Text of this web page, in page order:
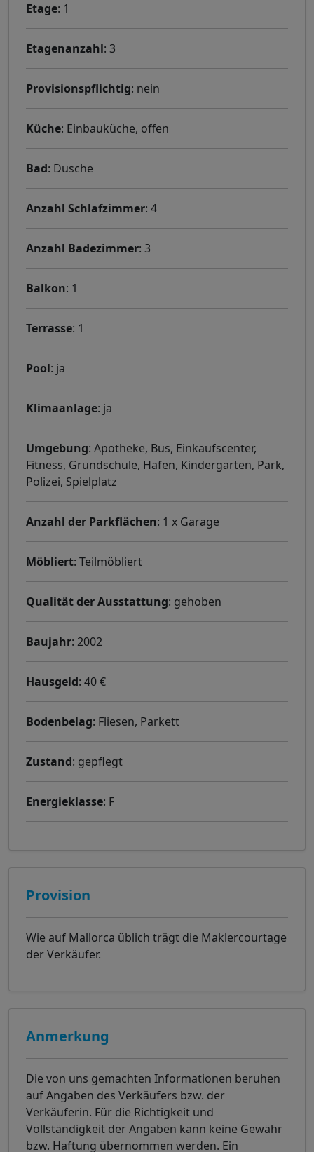
Etage: 1
Etagenanzahl: 3
Provisionspflichtig: nein
Küche: Einbauküche, offen
Bad: Dusche
Anzahl Schlafzimmer: 4
Anzahl Badezimmer: 3
Balkon: 1
Terrasse: 1
Pool: ja
Klimaanlage: ja
Umgebung: Apotheke, Bus, Einkaufscenter,
Fitness, Grundschule, Hafen, Kindergarten, Park,
Polizei, Spielplatz
Anzahl der Parkflächen: 1 x Garage
Möbliert: Teilmöbliert
Qualität der Ausstattung: gehoben
Baujahr: 2002
Hausgeld: 40 €
Bodenbelag: Fliesen, Parkett
Zustand: gepflegt
Energieklasse: F
Provision
Wie auf Mallorca üblich trägt die Maklercourtage
der Verkäufer.
Anmerkung
Die von uns gemachten Informationen beruhen
auf Angaben des Verkäufers bzw. der
Verkäuferin. Für die Richtigkeit und
Vollständigkeit der Angaben kann keine Gewähr
bzw. Haftung übernommen werden. Ein